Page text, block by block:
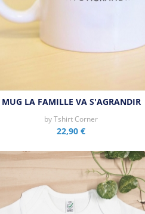
Aperçu rapide
MUG LA FAMILLE VA S'AGRANDIR
byTshirt Corner
22,90 €